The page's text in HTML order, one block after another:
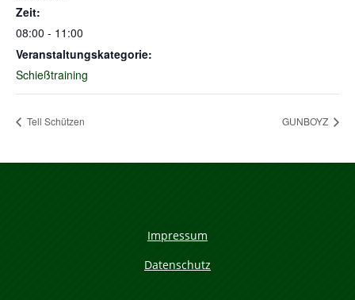
Zeit:
08:00 - 11:00
Veranstaltungskategorie:
Schießtraining
Tell Schützen GUNBOYZ
Impressum
Datenschutz